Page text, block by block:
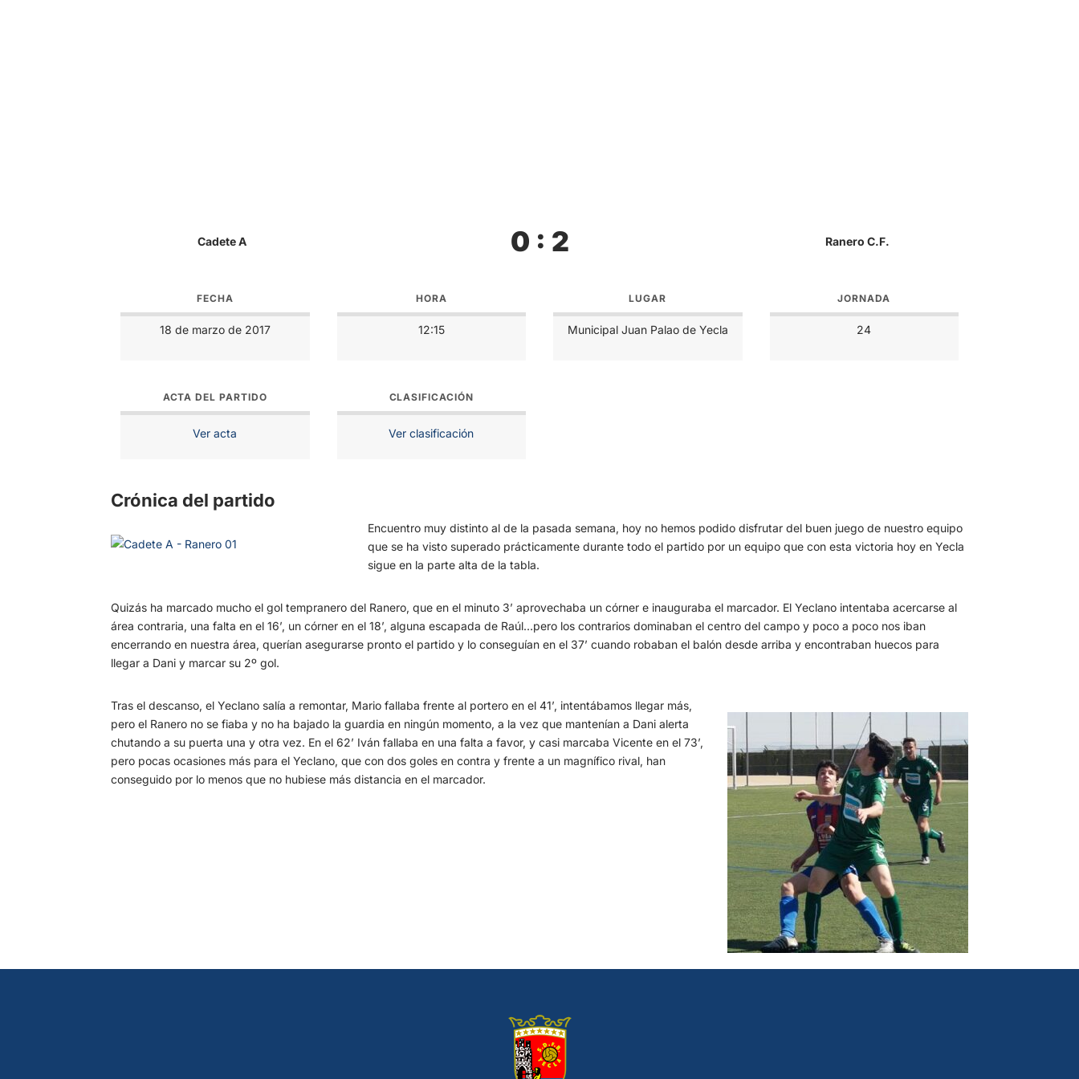
Cadete A 0 : 2 Ranero C.F.
FECHA
18 de marzo de 2017
HORA
12:15
LUGAR
Municipal Juan Palao de Yecla
JORNADA
24
ACTA DEL PARTIDO
Ver acta
CLASIFICACIÓN
Ver clasificación
Crónica del partido
Encuentro muy distinto al de la pasada semana, hoy no hemos podido disfrutar del buen juego de nuestro equipo
que se ha visto superado prácticamente durante todo el partido por un equipo que con esta victoria hoy en Yecla
sigue en la parte alta de la tabla.
Quizás ha marcado mucho el gol tempranero del Ranero, que en el minuto 3’ aprovechaba un córner e inauguraba el marcador. El Yeclano intentaba acercarse al
área contraria, una falta en el 16’, un córner en el 18’, alguna escapada de Raúl…pero los contrarios dominaban el centro del campo y poco a poco nos iban
encerrando en nuestra área, querían asegurarse pronto el partido y lo conseguían en el 37’ cuando robaban el balón desde arriba y encontraban huecos para
llegar a Dani y marcar su 2º gol.
Tras el descanso, el Yeclano salía a remontar, Mario fallaba frente al portero en el 41’, intentábamos llegar más,
pero el Ranero no se fiaba y no ha bajado la guardia en ningún momento, a la vez que mantenían a Dani alerta
chutando a su puerta una y otra vez. En el 62’ Iván fallaba en una falta a favor, y casi marcaba Vicente en el 73’,
pero pocas ocasiones más para el Yeclano, que con dos goles en contra y frente a un magnífico rival, han
conseguido por lo menos que no hubiese más distancia en el marcador.